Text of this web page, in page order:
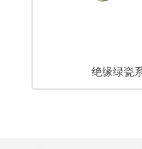
绝缘绿瓷